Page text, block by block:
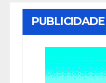
PUBLICIDADE